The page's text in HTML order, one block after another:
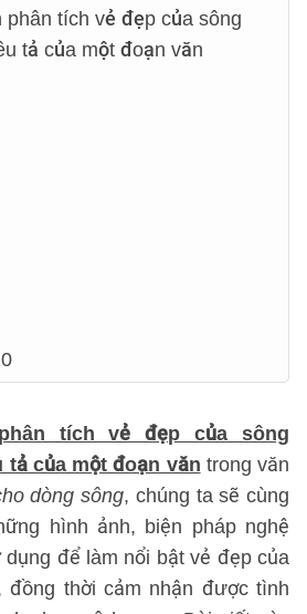
phân tích vẻ đẹp của sông
tả của một đoạn văn
phân tích vẻ đẹp của sông
của một đoạn văn trong văn
dòng sông, chúng ta sẽ cùng
hình ảnh, biện pháp nghệ
để làm nổi bật vẻ đẹp của
đồng thời cảm nhận được tình